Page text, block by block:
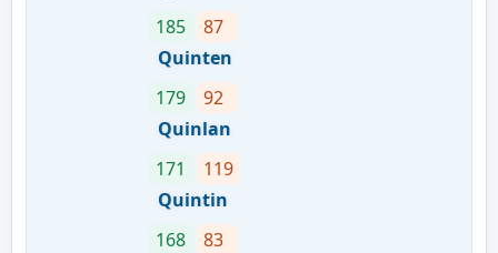
185
87
Quinten
179
92
Quinlan
171
119
Quintin
168
83